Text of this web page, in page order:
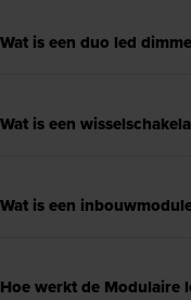
Wat is een duo led
Wat is een
Wat is een
Hoe werkt de Modulaire